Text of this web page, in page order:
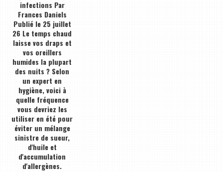
infections Par
Frances Daniels
Publié le 25 juillet
26 Le temps chaud
laisse vos draps et
vos oreillers
humides la plupart
des nuits ? Selon
un expert en
hygiène, voici à
quelle fréquence
vous devriez les
utiliser en été pour
éviter un mélange
sinistre de sueur,
d'huile et
d'accumulation
d'allergènes.